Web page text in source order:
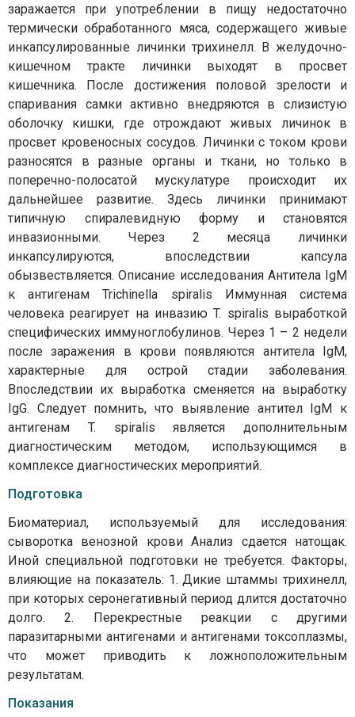
заражается при употреблении в пищу недостаточно
термически обработанного мяса, содержащего живые
инкапсулированные личинки трихинелл. В желудочно-
кишечном тракте личинки выходят в просвет
кишечника. После достижения половой зрелости и
спаривания самки активно внедряются в слизистую
оболочку кишки, где отрождают живых личинок в
просвет кровеносных сосудов. Личинки с током крови
разносятся в разные органы и ткани, но только в
поперечно-полосатой мускулатуре происходит их
дальнейшее развитие. Здесь личинки принимают
типичную спиралевидную форму и становятся
инвазионными. Через 2 месяца личинки
инкапсулируются, впоследствии капсула
обызвествляется. Описание исследования Антитела IgМ
к антигенам Trichinella spiralis Иммунная система
человека реагирует на инвазию T. spiralis выработкой
специфических иммуноглобулинов. Через 1 – 2 недели
после заражения в крови появляются антитела IgМ,
характерные для острой стадии заболевания.
Впоследствии их выработка сменяется на выработку
IgG. Следует помнить, что выявление антител IgМ к
антигенам T. spiralis является дополнительным
диагностическим методом, использующимся в
комплексе диагностических мероприятий.
Подготовка
Биоматериал, используемый для исследования:
сыворотка венозной крови Анализ сдается натощак.
Иной специальной подготовки не требуется. Факторы,
влияющие на показатель: 1. Дикие штаммы трихинелл,
при которых серонегативный период длится достаточно
долго. 2. Перекрестные реакции с другими
паразитарными антигенами и антигенами токсоплазмы,
что может приводить к ложноположительным
результатам.
Показания